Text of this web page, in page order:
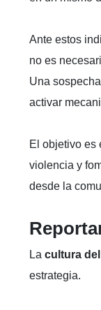
Ante estos
no es
Una
activar
El objetivo es
violencia y
desde la
La cultura
estrategia.